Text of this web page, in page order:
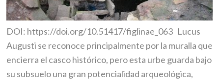
DOI: https://doi.org/10.51417/figlinae_063 Lucus
Augusti se reconoce principalmente por la muralla que
encierra el casco histórico, pero esta urbe guarda bajo
su subsuelo una gran potencialidad arqueológica,